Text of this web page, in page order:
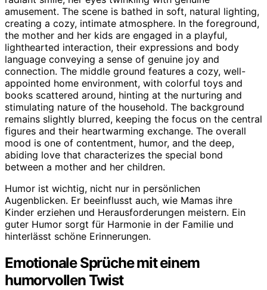
Humor ist wichtig, nicht nur in persönlichen
Augenblicken. Er beeinflusst auch, wie Mamas ihre
Kinder erziehen und Herausforderungen meistern. Ein
guter Humor sorgt für Harmonie in der Familie und
hinterlässt schöne Erinnerungen.
Emotionale Sprüche mit einem
humorvollen Twist